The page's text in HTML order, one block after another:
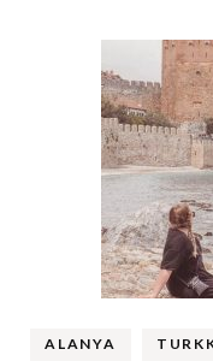
ALANYA